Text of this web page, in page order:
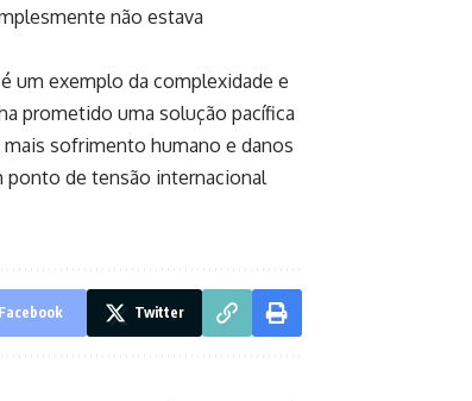
não estava
um exemplo da complexidade e
prometido uma solução pacífica
sofrimento humano e danos
ponto de tensão internacional
Facebook Twitter